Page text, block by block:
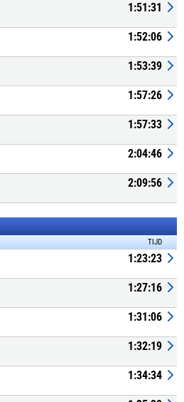
1:51:31
1:52:06
1:53:39
1:57:26
1:57:33
2:04:46
2:09:56
TIJD
1:23:23
1:27:16
1:31:06
1:32:19
1:34:34